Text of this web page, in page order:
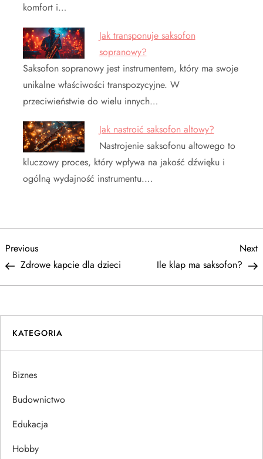
komfort i…
Jak transponuje saksofon
sopranowy?
Saksofon sopranowy jest instrumentem, który ma swoje
unikalne właściwości transpozycyjne. W
przeciwieństwie do wielu innych…
Jak nastroić saksofon altowy?
Nastrojenie saksofonu altowego to
kluczowy proces, który wpływa na jakość dźwięku i
ogólną wydajność instrumentu.…
N
a
w
g
a
c
Previous
Post
Previous
Zdrowe kapcie dla dzieci
Next
Ile klap ma saksofon?
KATEGORIA
Biznes
Budownictwo
Edukacja
Hobby